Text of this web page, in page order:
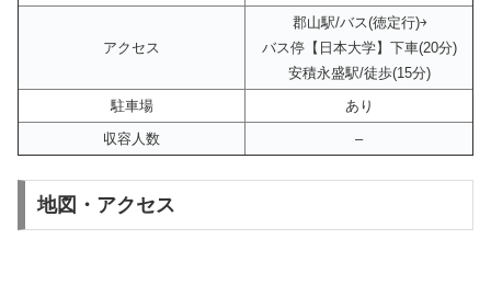
アクセス
郡山駅/バス(徳定行)￫
バス停【日本大学】下車(20分)
安積永盛駅/徒歩(15分)
駐車場
あり
収容人数
–
地図・アクセス